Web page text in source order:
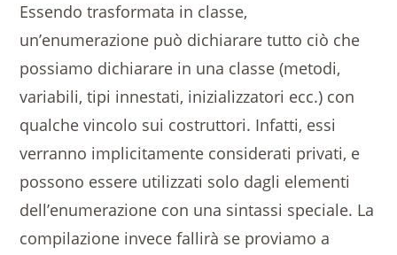
Essendo trasformata in classe,
un’enumerazione può dichiarare tutto ciò che
possiamo dichiarare in una classe (metodi,
variabili, tipi innestati, inizializzatori ecc.) con
qualche vincolo sui costruttori. Infatti, essi
verranno implicitamente considerati privati, e
possono essere utilizzati solo dagli elementi
dell’enumerazione con una sintassi speciale. La
compilazione invece fallirà se proviamo a